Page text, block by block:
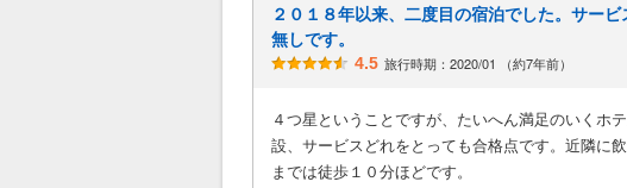
２０１８年以来、二度目の宿泊でした。サービ
無しです。
4.5 旅行時期：2020/01 （約7年前）
４つ星ということですが、たいへん満足のいくホ
設、サービスどれをとっても合格点です。近隣に
までは徒歩１０分ほどです。